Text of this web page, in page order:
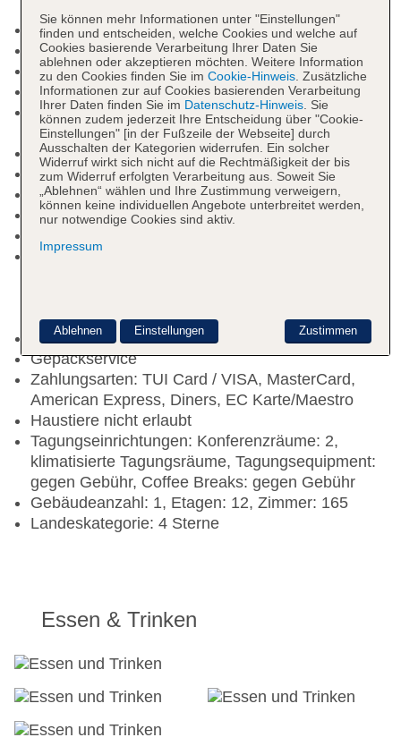
Kurtaxe/Ökotaxe/Touristensteuer
Nichtraucherhotel
Check-in Zeit ab 14:00 Uhr
Check-out Zeit bis 11:00 Uhr
Rezeption: Sprachen: deutsch, englisch,
spanisch, italienisch, französisch
Lift
begrünter Innenhof, Dachterrasse
Pools: 2
Pool: ohne Gebühr, Indoor
Internet: WLAN/WiFi, im gesamten Hotel
Pool
Wäscheservice: gegen Gebühr
Gepäckservice
Zahlungsarten: TUI Card / VISA, MasterCard,
American Express, Diners, EC Karte/Maestro
Haustiere nicht erlaubt
Tagungseinrichtungen: Konferenzräume: 2,
klimatisierte Tagungsräume, Tagungsequipment:
gegen Gebühr, Coffee Breaks: gegen Gebühr
Gebäudeanzahl: 1, Etagen: 12, Zimmer: 165
Landeskategorie: 4 Sterne
Essen & Trinken
Sie können mehr Informationen unter "Einstellungen"
finden und entscheiden, welche Cookies und welche auf
Cookies basierende Verarbeitung Ihrer Daten Sie
ablehnen oder akzeptieren möchten. Weitere Information
zu den Cookies finden Sie im Cookie-Hinweis. Zusätzliche
Informationen zur auf Cookies basierenden Verarbeitung
Ihrer Daten finden Sie im Datenschutz-Hinweis. Sie
können zudem jederzeit Ihre Entscheidung über "Cookie-
Einstellungen" [in der Fußzeile der Webseite] durch
Ausschalten der Kategorien widerrufen. Ein solcher
Widerruf wirkt sich nicht auf die Rechtmäßigkeit der bis
zum Widerruf erfolgten Verarbeitung aus. Soweit Sie
„Ablehnen“ wählen und Ihre Zustimmung verweigern,
können keine individuellen Angebote unterbreitet werden,
nur notwendige Cookies sind aktiv.
Impressum
Zustimmen
Ablehnen Einstellungen